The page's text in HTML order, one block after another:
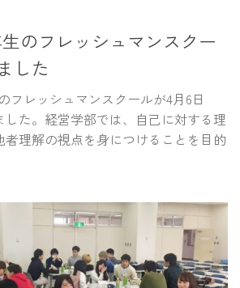
のフレッシュマンスクー
した
フレッシュマンスクールが4月6日
した。経営学部では、自己に対する理
理解の視点を身につけることを目的